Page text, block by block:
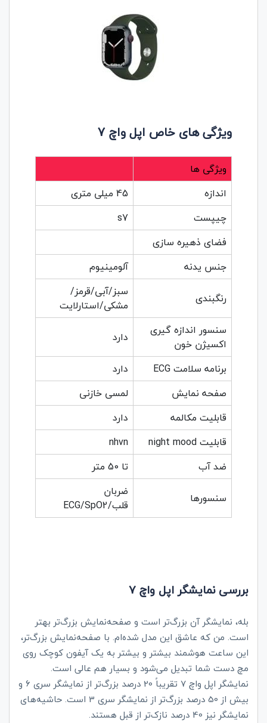
ویژگی‌ های خاص اپل واچ 7
ویژگی ها
اندازه
45 میلی متری
چیپست
s7
فضای ذهیره سازی
جنس یدنه
آلومینیوم
رنگبندی
سبز/آبی/قرمز/
مشکی/استارلایت
سنسور اندازه گیری
اکسیژن خون
دارد
برنامه سلامت ECG
دارد
صفحه نمایش
لمسی خازنی
قابلیت مکالمه
دارد
قابلیت night mood
nhvn
ضد آب
تا 50 متر
سنسورها
ضربان
قلب/ECG/SpO2
بررسی نمایشگراپل واچ 7
بله، نمایشگر آن بزرگ‌تر است و صفحه‌نمایش بزرگ‌تر بهتر
است. من که عاشق این مدل شده‌ام. با صفحه‌نمایش بزرگ‌تر،
این ساعت هوشمند بیشتر و بیشتر به یک آیفون کوچک روی
مچ دست شما تبدیل می‌شود و بسیار هم عالی است.
نمایشگر اپل واچ 7 تقریباً 20 درصد بزرگ‌تر از نمایشگر سری 6 و
بیش از 50 درصد بزرگ‌تر از نمایشگر سری 3 است. حاشیه‌های
نمایشگر نیز 40 درصد نازک‌تر از قبل هستند.